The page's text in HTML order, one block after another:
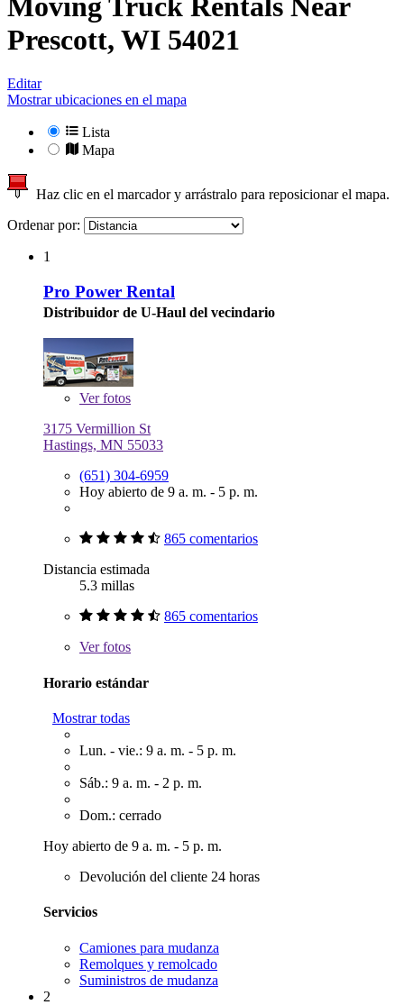
Prescott, WI 54021
Editar
Mostrar ubicaciones en el mapa
Lista
Mapa
Haz clic en el marcador y arrástralo para reposicionar el mapa.
Ordenar por:
1
Pro Power Rental
Distribuidor de U-Haul del vecindario
Verfotos
3175 Vermillion St
Hastings, MN 55033
(651) 304-6959
Hoy abierto de 9 a. m. - 5 p. m.
865 comentarios
Distancia estimada
5.3 millas
865 comentarios
Verfotos
Horario estándar
Mostrar todas
Lun. - vie.: 9 a. m. - 5 p. m.
Sáb.: 9 a. m. - 2 p. m.
Dom.: cerrado
Hoy abierto de 9 a. m. - 5 p. m.
Devolución del cliente 24 horas
Servicios
Camiones para mudanza
Remolques y remolcado
Suministros de mudanza
2